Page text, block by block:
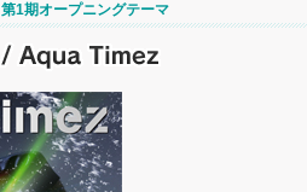
第1期オープニングテーマ